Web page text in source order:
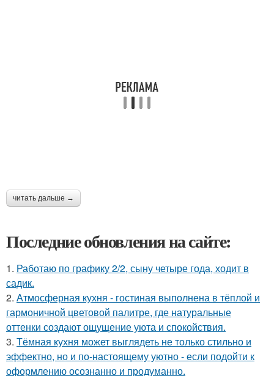
читать дальше →
Последние обновления на сайте:
1. Работаю по графику 2/2, сыну четыре года, ходит в
садик.
2. Атмосферная кухня - гостиная выполнена в тёплой и
гармоничной цветовой палитре, где натуральные
оттенки создают ощущение уюта и спокойствия.
3. Тёмная кухня может выглядеть не только стильно и
эффектно, но и по-настоящему уютно - если подойти к
оформлению осознанно и продуманно.